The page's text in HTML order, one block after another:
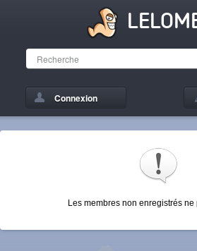
Connexion
Les membres non enregistrés ne